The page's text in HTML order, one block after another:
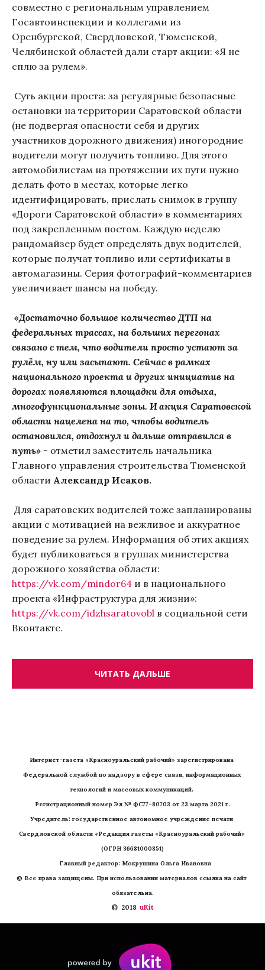
совместно с региональным управлением
Госавтоинспекции и коллегами из
Оренбургской, Свердловской, Тюменской,
Челябинской областей дали старт акции: «Я не
сплю за рулем».
Суть акции проста: за регулярные безопасные
остановки на территории Саратовской области
(не подвергая опасности себя и других
участников дорожного движения) иногородние
водители могут получить топливо. Для этого
автомобилистам на протяжении их пути нужно
делать фото в местах, которые легко
идентифицировать, прислать снимок в группу
«Дороги Саратовской области» в комментариях
под закрепленным постом. Каждую неделю
рандомайзер будет определять двух водителей,
которые получат топливо или сертификаты в
автомагазины. Серия фотографий-комментариев
увеличивает шансы на победу.
«Достаточно большое количество ДТП на
федеральных трассах, на больших перегонах
связано с тем, что водители просто устают за
рулём, ну или засыпают. Сейчас в рамках
национального проекта и других инициатив на
дорогах появляются площадки для отдыха,
многофункциональные зоны. И акция Саратовской
области нацелена на то, чтобы водитель
остановился, отдохнул и дальше отправился в
путь» - отметил заместитель начальника
Главного управления строительства Тюменской
области Александр Исаков.
Для саратовских водителей тоже запланированы
акции с мотивацией на вежливое и аккуратное
поведение за рулем. Информация об этих акциях
будет публиковаться в группах министерства
дорожного хозяйства области:
https://vk.com/mindor64 и в национального
проекта «Инфраструктура для жизни»:
https://vk.com/idzhsaratovobl в социальной сети
Вконтакте.
ЧИТАТЬ ДАЛЬШЕ
Интернет-газета «Красноуральский рабочий» зарегистрирована
Федеральной службой по надзору в сфере связи, информационных
технологий и массовых коммуникаций.
Регистрационный номер Эл № ФС77-80703 от 23 марта 2021 г.
Учредитель: государственное автономное учреждение печати
Свердловской области «Редакция газеты «Красноуральский рабочий»
(ОГРН 36681000851)
   Главный редактор: Мокрушина Ольга Ивановна
© Все права защищены. При использовании материалов ссылка на сайт
обязательна.
©  2018 uKit